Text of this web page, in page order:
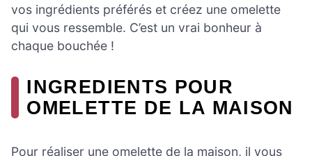
vos ingrédients préférés et créez une omelette
qui vous ressemble. C’est un vrai bonheur à
chaque bouchée !
INGREDIENTS POUR
OMELETTE DE LA MAISON
Pour réaliser une omelette de la maison, il vous